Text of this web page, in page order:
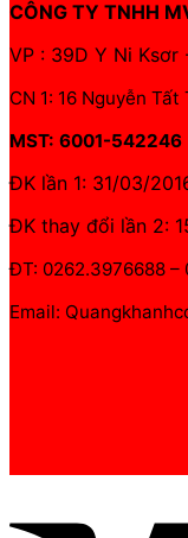
CÔNG TY TNHH
VP : 39D Y Ni
CN 1: 16 Nguyễn
MST: 6001-542246
ĐK lần 1: 31/03/
ĐK thay đổi lần 2:
ĐT: 0262.3976688
Email: